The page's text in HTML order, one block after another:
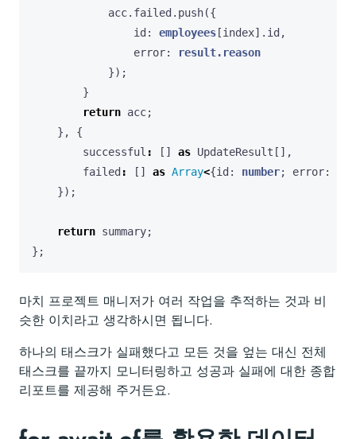
acc. failed . push({
id : employees [index]. id ,
error:
result.reason
});
}
return acc;
},
{
successful : [] as UpdateResult [],
failed : [] as Array<{id : number; error:
});
return summary;
};
마치 프로젝트 매니저가 여러 작업을 추적하는 것과 비
슷한 이치라고 생각하시면 됩니다.
하나의 태스크가 실패했다고 모든 것을 엎는 대신 전체
태스크를 끝까지 모니터링하고 성공과 실패에 대한 종합
리포트를 제공해 주거든요.